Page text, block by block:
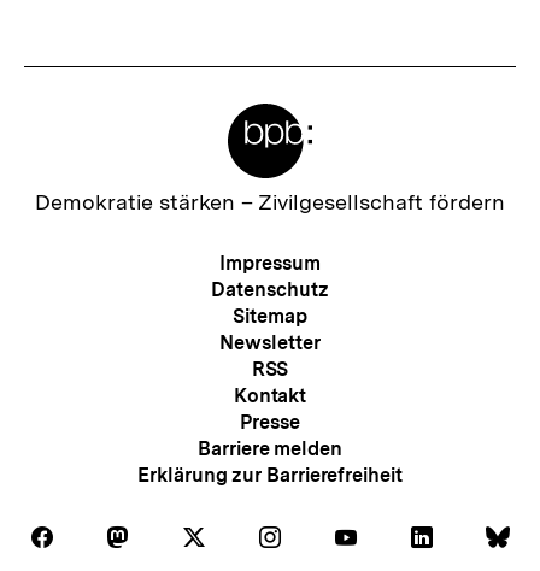
Zur
Demokratie stärken – Zivilgesellschaft fördern
Meta-
Navigation
Impressum
Datenschutz
Sitemap
Newsletter
RSS
Kontakt
Presse
Barriere melden
Erklärung zur Barrierefreiheit
Folgen
Auf
Folgen Folgen Folgen
Auf
Folgen Folgen